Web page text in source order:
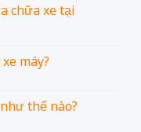
chữa xe tại
máy?
thế nào?